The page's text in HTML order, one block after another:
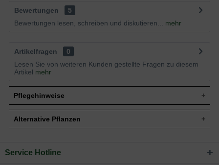
Bewertungen
5
Bewertungen lesen, schreiben und diskutieren...
mehr
Artikelfragen
0
Lesen Sie von weiteren Kunden gestellte Fragen zu diesem
Artikel mehr
Pflegehinweise
Pflanz- und Pflegetipps Pinus sylvestris
Alternative Pflanzen
Sie suchen eine Alternative?
Service Hotline